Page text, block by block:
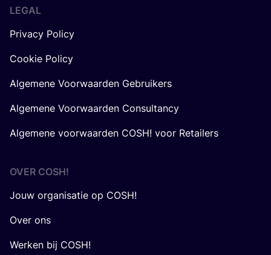
LEGAL
Privacy Policy
Cookie Policy
Algemene Voorwaarden Gebruikers
Algemene Voorwaarden Consultancy
Algemene voorwaarden COSH! voor Retailers
OVER COSH!
Jouw organisatie op COSH!
Over ons
Werken bij COSH!